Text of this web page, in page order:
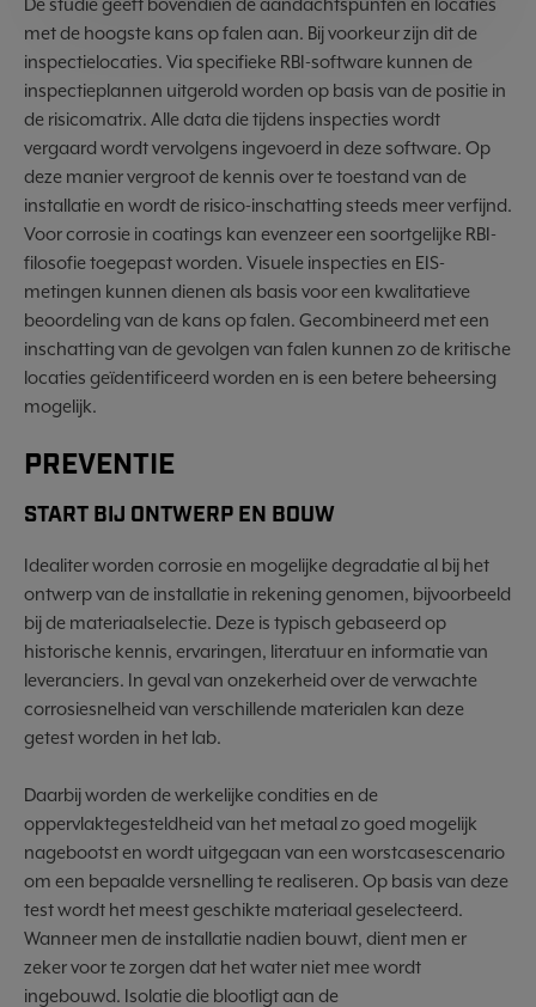
De studie geeft bovendien de aandachtspunten en locaties
met de hoogste kans op falen aan. Bij voorkeur zijn dit de
inspectielocaties. Via specifieke RBI-software kunnen de
inspectieplannen uitgerold worden op basis van de positie in
de risicomatrix. Alle data die tijdens inspecties wordt
vergaard wordt vervolgens ingevoerd in deze software. Op
deze manier vergroot de kennis over te toestand van de
installatie en wordt de risico-inschatting steeds meer verfijnd.
Voor corrosie in coatings kan evenzeer een soortgelijke RBI-
filosofie toegepast worden. Visuele inspecties en EIS-
metingen kunnen dienen als basis voor een kwalitatieve
beoordeling van de kans op falen. Gecombineerd met een
inschatting van de gevolgen van falen kunnen zo de kritische
locaties geïdentificeerd worden en is een betere beheersing
mogelijk.
PREVENTIE
START BIJ ONTWERP EN BOUW
Idealiter worden corrosie en mogelijke degradatie al bij het
ontwerp van de installatie in rekening genomen, bijvoorbeeld
bij de materiaalselectie. Deze is typisch gebaseerd op
historische kennis, ervaringen, literatuur en informatie van
leveranciers. In geval van onzekerheid over de verwachte
corrosiesnelheid van verschillende materialen kan deze
getest worden in het lab.
Daarbij worden de werkelijke condities en de
oppervlaktegesteldheid van het metaal zo goed mogelijk
nagebootst en wordt uitgegaan van een worstcasescenario
om een bepaalde versnelling te realiseren. Op basis van deze
test wordt het meest geschikte materiaal geselecteerd.
Wanneer men de installatie nadien bouwt, dient men er
zeker voor te zorgen dat het water niet mee wordt
ingebouwd. Isolatie die blootligt aan de